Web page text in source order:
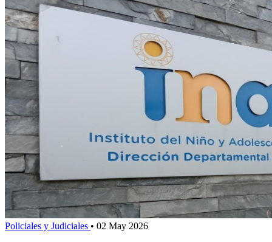
Policiales y Judiciales • 02 May 2026